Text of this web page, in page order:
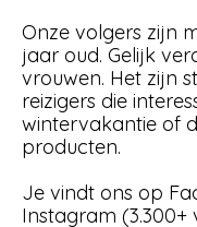
Onze volgers zijn
jaar oud. Gelijk
vrouwen. Het zijn
reizigers die
wintervakantie of
producten.
Je vindt ons op
Instagram (3.300+